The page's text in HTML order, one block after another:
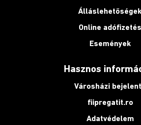
Álláslehetőségek
Online adófizetés
Események
Hasznos
Városházi
fiipregatit.ro
Adatvédelem